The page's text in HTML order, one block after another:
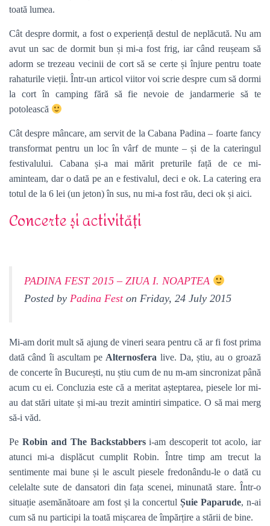
toată lumea.
Cât despre dormit, a fost o experiență destul de neplăcută. Nu am
avut un sac de dormit bun și mi-a fost frig, iar când reușeam să
adorm se trezeau vecinii de cort să se certe și înjure pentru toate
rahaturile vieții. Într-un articol viitor voi scrie despre cum să dormi
la cort în camping fără să fie nevoie de jandarmerie să te
potolească
Cât despre mâncare, am servit de la Cabana Padina – foarte fancy
transformat pentru un loc în vârf de munte – și de la cateringul
festivalului. Cabana și-a mai mărit preturile față de ce mi-
aminteam, dar o dată pe an e festivalul, deci e ok. La catering era
totul de la 6 lei (un jeton) în sus, nu mi-a fost rău, deci ok și aici.
Concerte și activități
PADINA FEST 2015 – ZIUA I. NOAPTEA
Posted by Padina Feston Friday, 24 July 2015
Mi-am dorit mult să ajung de vineri seara pentru că ar fi fost prima
dată când îi ascultam pe Alternosfera live. Da, știu, au o groază
de concerte în București, nu știu cum de nu m-am sincronizat până
acum cu ei. Concluzia este că a meritat așteptarea, piesele lor mi-
au dat stări uitate și mi-au trezit amintiri simpatice. O să mai merg
să-i văd.
Pe Robin and The Backstabbersi-am descoperit tot acolo, iar
atunci mi-a displăcut cumplit Robin. Între timp am trecut la
sentimente mai bune și le ascult piesele fredonându-le o dată cu
celelalte sute de dansatori din fața scenei, minunată stare. Într-o
situație asemănătoare am fost și la concertulȘuie Paparude, n-ai
cum să nu participi la toată mișcarea de împărțire a stării de bine.